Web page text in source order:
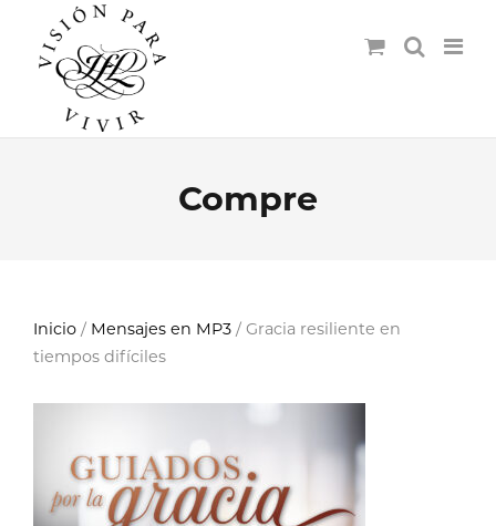
Compre
Inicio / Mensajes en MP3 / Gracia resiliente en
tiempos difíciles